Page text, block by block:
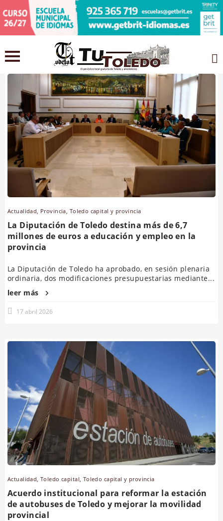
Toledo capital y provincia
Actualidad, Provincia, Toledo capital y provincia
La Diputación de Toledo destina más de 6,7
millones de euros a educación y empleo en la
provincia
La Diputación de Toledo ha aprobado, en sesión plenaria
ordinaria, dos modificaciones presupuestarias mediante...
leer más
17 abril 2026
Actualidad ,Toledo capital Toledo capital y provincia
Acuerdo institucional para reformar la estación
de autobuses de Toledo y mejorar la movilidad
provincial